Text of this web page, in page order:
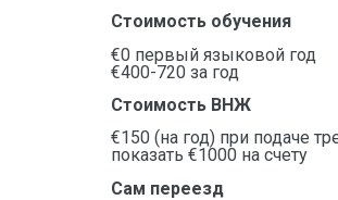
Стоимость обучения
€0 первый языковой год
€400-720 за год
Стоимость ВНЖ
€150 (на год) при подаче
показать €1000 на счету
Сам переезд